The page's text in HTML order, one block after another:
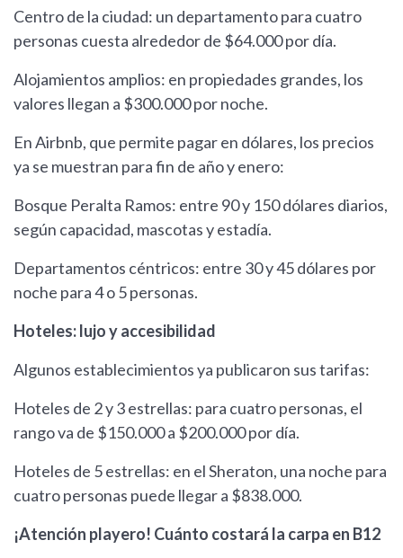
Centro de la ciudad: un departamento para cuatro
personas cuesta alrededor de $64.000 por día.
Alojamientos amplios: en propiedades grandes, los
valores llegan a $300.000 por noche.
En Airbnb, que permite pagar en dólares, los precios
ya se muestran para fin de año y enero:
Bosque Peralta Ramos: entre 90 y 150 dólares diarios,
según capacidad, mascotas y estadía.
Departamentos céntricos: entre 30 y 45 dólares por
noche para 4 o 5 personas.
Hoteles: lujo y accesibilidad
Algunos establecimientos ya publicaron sus tarifas:
Hoteles de 2 y 3 estrellas: para cuatro personas, el
rango va de $150.000 a $200.000 por día.
Hoteles de 5 estrellas: en el Sheraton, una noche para
cuatro personas puede llegar a $838.000.
¡Atención playero! Cuánto costará la carpa en B12